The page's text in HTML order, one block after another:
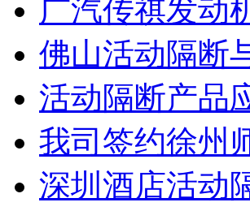
广汽传祺发动
佛山活动隔断
活动隔断产品
我司签约徐州
深圳酒店活动